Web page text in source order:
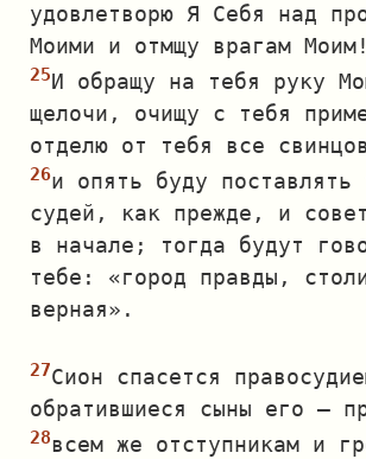
удовлетворю Я Себя над
Моими и отмщу врагам Моим!
И обращу на тебя руку
щелочи, очищу с тебя
отделю от тебя все
и опять буду поставлять
судей, как прежде, и
в начале; тогда будут
тебе: «город правды,
верная».
Сион спасется
обратившиеся сыны его —
всем же отступникам и